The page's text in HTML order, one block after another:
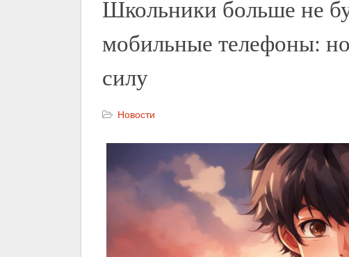
Школьники больше не
мобильные телефоны:
силу
Новости